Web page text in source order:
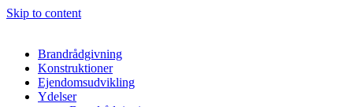
Skip to content
Brandrådgivning
Konstruktioner
Ejendomsudvikling
Ydelser